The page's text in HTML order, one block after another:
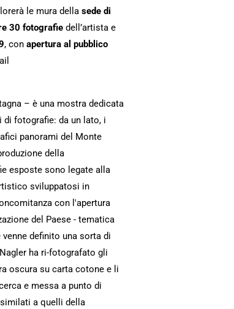
le mura della sede di
30 fotografie dell’artista e
, con apertura al pubblico
– è una mostra dedicata
di fotografie: da un lato, i
panorami del Monte
della
esposte sono legate alla
sviluppatosi in
con l'apertura
del Paese - tematica
definito una sorta di
ha ri-fotografato gli
oscura su carta cotone e li
e messa a punto di
a quelli della